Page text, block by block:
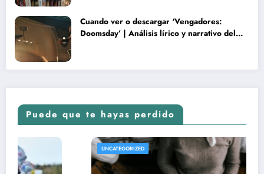
Cuando ver o descargar ‘Vengadores:
Doomsday’ | Análisis lírico y narrativo del
Puede que te hayas perdido